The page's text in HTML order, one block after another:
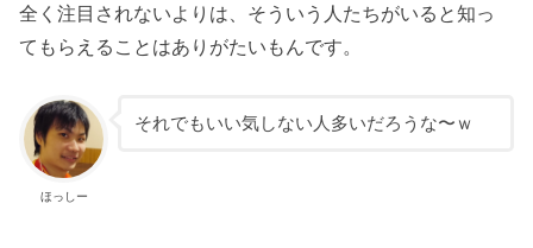
全く注目されないよりは、そういう人たちがいると知っ
てもらえることはありがたいもんです。
ほっしー
それでもいい気しない人多いだろうな〜ｗ